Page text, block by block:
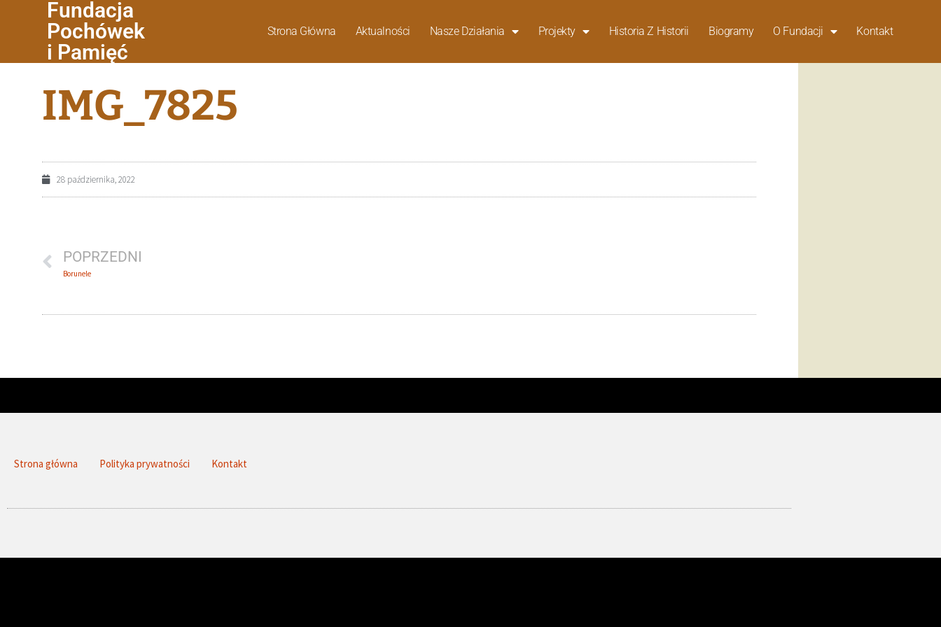
Fundacja
Pochówek
i Pamięć
Strona Główna Aktualności Nasze Działania Projekty Historia Z Historii Biogramy O Fundacji Kontakt
IMG_7825
28 października, 2022
POPRZEDNI
Borunele
Strona główna Polityka prywatności Kontakt